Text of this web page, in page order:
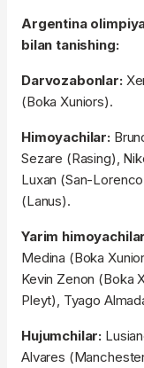
Argentina
bilan tanishing:
Darvozabonlar:
(Boka Xuniors).
Himoyachilar:
Sezare (Rasing),
Luxan (San-
(Lanus).
Yarim
Medina (Boka
Kevin Zenon (Boka
Pleyt), Tyago
Hujumchilar:
Alvares